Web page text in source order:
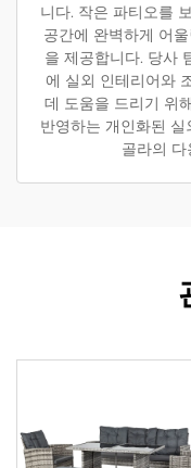
니다. 작은 파티오를
공간에 완벽하게 어
을 제공합니다. 당사
에 실외 인테리어와
데 도움을 드리기 위
반영하는 개인화된
골라의